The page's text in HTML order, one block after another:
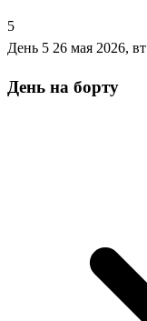
5
День 5 26 мая 2026, вт
День на борту